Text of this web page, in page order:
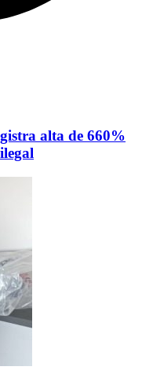
alta de 660%